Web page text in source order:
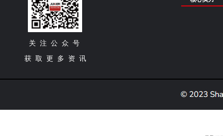
关 注 公 众 号
获 取 更 多 资 讯